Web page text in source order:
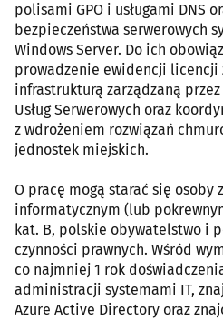
polisami GPO i usługami DNS
bezpieczeństwa serwerowych
Windows Server. Do ich
prowadzenie ewidencji licencji
infrastrukturą zarządzaną przez
Usług Serwerowych oraz
z wdrożeniem rozwiązań
jednostek miejskich.
O pracę mogą starać się osoby
informatycznym (lub
kat. B, polskie obywatelstwo i
czynności prawnych. Wśród
co najmniej 1 rok
administracji systemami IT,
Azure Active Directory oraz